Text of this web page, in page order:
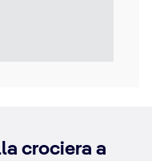
crociera a